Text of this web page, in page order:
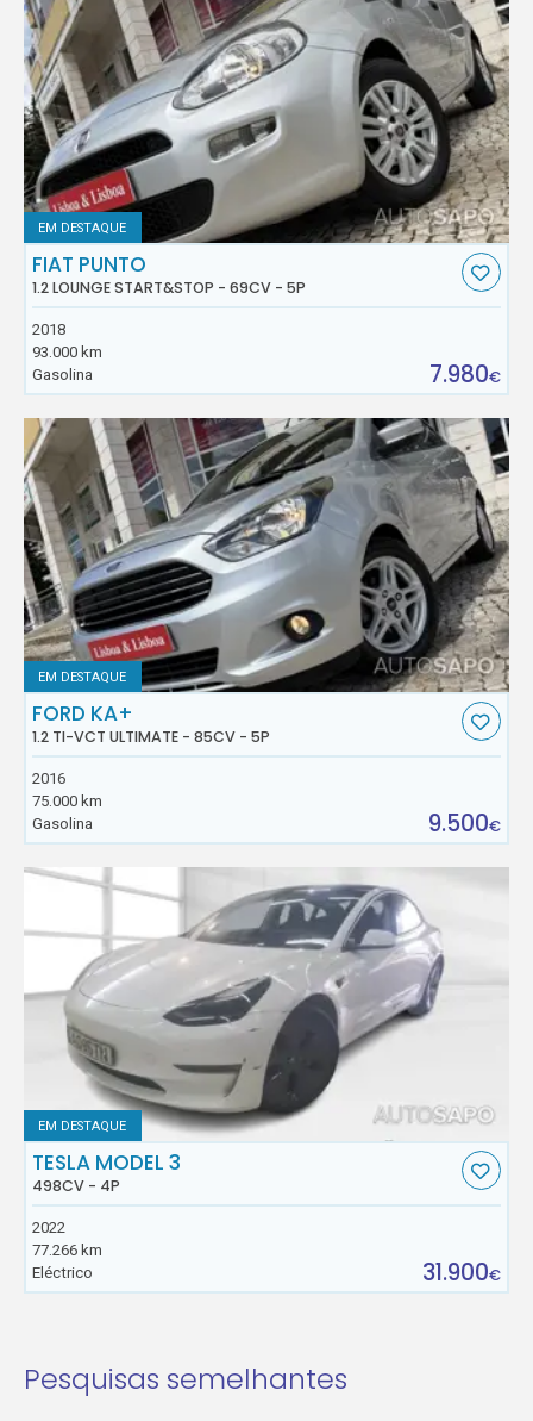
EM DESTAQUE
FIAT PUNTO
1.2 LOUNGE START&STOP - 69CV - 5P
2018
93.000 km
Gasolina
7.980€
EM DESTAQUE
FORD KA+
1.2 TI-VCT ULTIMATE - 85CV - 5P
2016
75.000 km
Gasolina
9.500€
EM DESTAQUE
TESLA MODEL 3
498CV - 4P
2022
77.266 km
Eléctrico
31.900€
Pesquisas semelhantes